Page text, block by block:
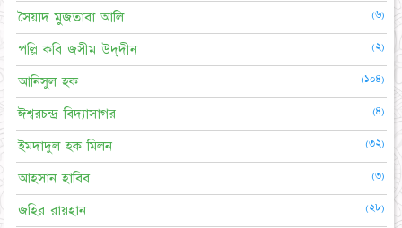
সৈয়াদ মুজতাবা আলি (৬)
পল্লি কবি জসীম উদ্‌দীন (২)
আনিসুল হক (১০৪)
ঈশ্বরচন্দ্র বিদ্যাসাগর (৪)
ইমদাদুল হক মিলন (৩২)
আহসান হাবিব (৩)
জহির রায়হান (২৮)